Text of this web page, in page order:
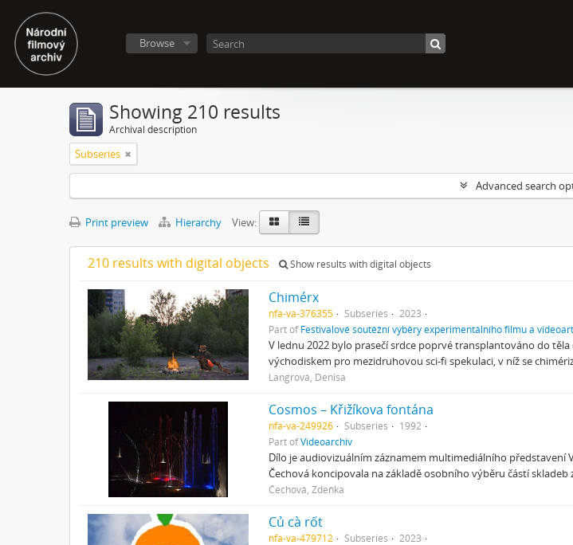
Browse
Showing 210 results
Archival description
Subseries
Advanced search
Print preview Hierarchy View:
210 results with digital objects Show results with digital objects
Chimérx
nfa-va-376355 Subseries
2023
Part ofFestivalové soutěžní výběry experimentálního filmu a
V lednu 2022 bylo prasečí srdce poprvé transplantováno do
východiskem pro mezidruhovou sci-fi spekulaci, v níž se
Langrová, Denisa
Cosmos – Křižíkova fontána
nfa-va-249926 Subseries
1992
Part ofVideoarchiv
Dílo je audiovizuálním záznamem multimediálního
Čechová koncipovala na základě osobního výběru částí
Čechová, Zdeňka
Củ cà rốt
nfa-va-479712 Subseries
2023